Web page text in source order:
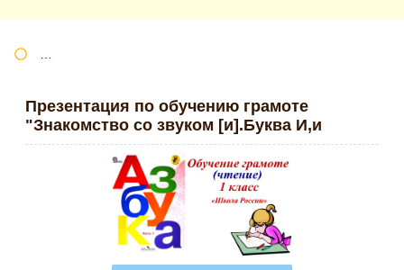
Презентация по обучению грамоте
"Знакомство со звуком [и].Буква И,и